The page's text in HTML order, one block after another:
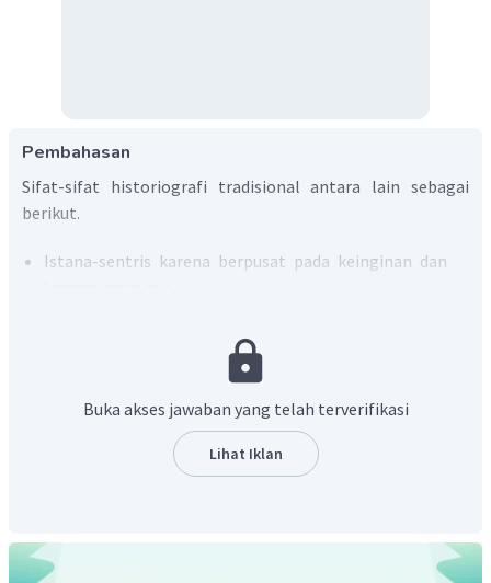
Pembahasan
Sifat-sifat historiografi tradisional antara lain sebagai
berikut.
Istana-sentris karena berpusat pada keinginan dan
Subjektivitas tinggi karena penulis hanya mencatat
permintaan sang raja.
Tujuannya untuk melegitimasi dan melanggengkan
data yang tercampur antara mitos dan realitas.
Sumber-sumber datanya sulit untuk ditelusuri dan
Buka akses jawaban yang telah terverifikasi
Lihat Iklan